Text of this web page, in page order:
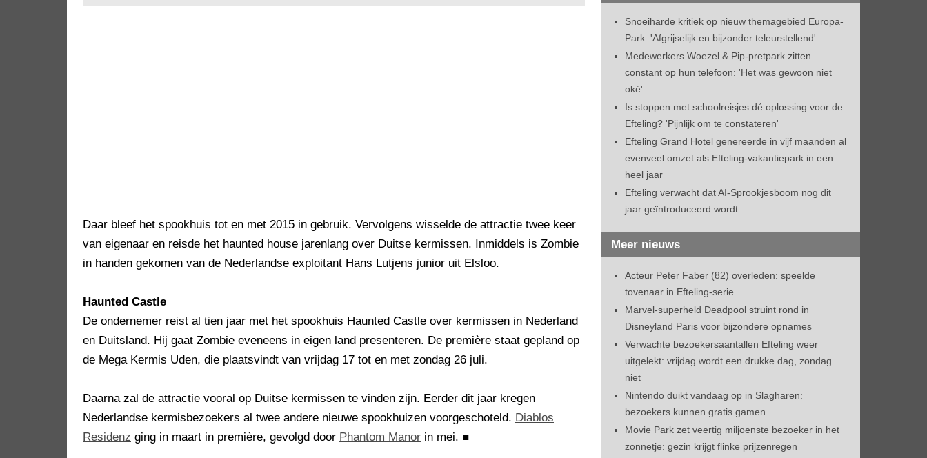
Daar bleef het spookhuis tot en met 2015 in gebruik. Vervolgens wisselde de attractie twee keer
van eigenaar en reisde het haunted house jarenlang over Duitse kermissen. Inmiddels is Zombie
in handen gekomen van de Nederlandse exploitant Hans Lutjens junior uit Elsloo.
Haunted Castle
De ondernemer reist al tien jaar met het spookhuis Haunted Castle over kermissen in Nederland
en Duitsland. Hij gaat Zombie eveneens in eigen land presenteren. De première staat gepland op
de Mega Kermis Uden, die plaatsvindt van vrijdag 17 tot en met zondag 26 juli.
Daarna zal de attractie vooral op Duitse kermissen te vinden zijn. Eerder dit jaar kregen
Nederlandse kermisbezoekers al twee andere nieuwe spookhuizen voorgeschoteld. Diablos
Residenz ging in maart in première, gevolgd door Phantom Manor in mei. ■
Snoeiharde kritiek op nieuw themagebied Europa-
Park: 'Afgrijselijk en bijzonder teleurstellend'
Medewerkers Woezel & Pip-pretpark zitten
constant op hun telefoon: 'Het was gewoon niet
oké'
Is stoppen met schoolreisjes dé oplossing voor de
Efteling? 'Pijnlijk om te constateren'
Efteling Grand Hotel genereerde in vijf maanden al
evenveel omzet als Efteling-vakantiepark in een
heel jaar
Efteling verwacht dat AI-Sprookjesboom nog dit
jaar geïntroduceerd wordt
Meer nieuws
Acteur Peter Faber (82) overleden: speelde
tovenaar in Efteling-serie
Marvel-superheld Deadpool struint rond in
Disneyland Paris voor bijzondere opnames
Verwachte bezoekersaantallen Efteling weer
uitgelekt: vrijdag wordt een drukke dag, zondag
niet
Nintendo duikt vandaag op in Slagharen:
bezoekers kunnen gratis gamen
Movie Park zet veertig miljoenste bezoeker in het
zonnetje: gezin krijgt flinke prijzenregen